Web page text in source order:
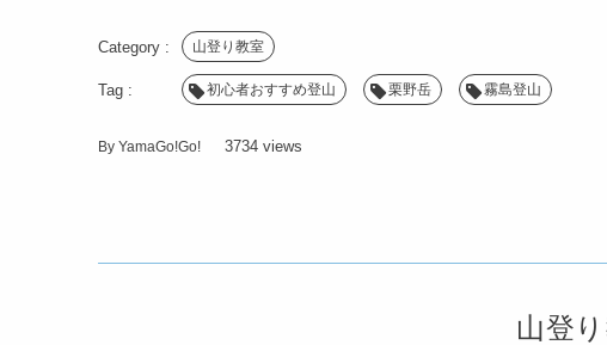
山登り教室
初心者おすすめ登山 栗野岳 霧島登山
By YamaGo!Go! 3734 views
山登